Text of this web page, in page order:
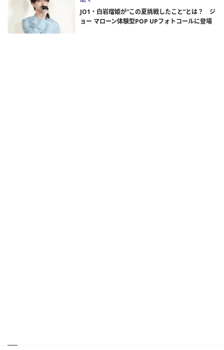
JO1・白岩瑠姫が“この夏挑戦したこと”とは？ ジ
ョー マローン体験型POP UPフォトコールに登場